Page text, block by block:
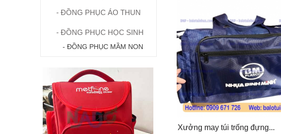
- ĐỒNG PHỤC ÁO THUN
- ĐỒNG PHỤC HỌC SINH
- ĐỒNG PHỤC MẦM NON
Xưởng may túi trống đựng...